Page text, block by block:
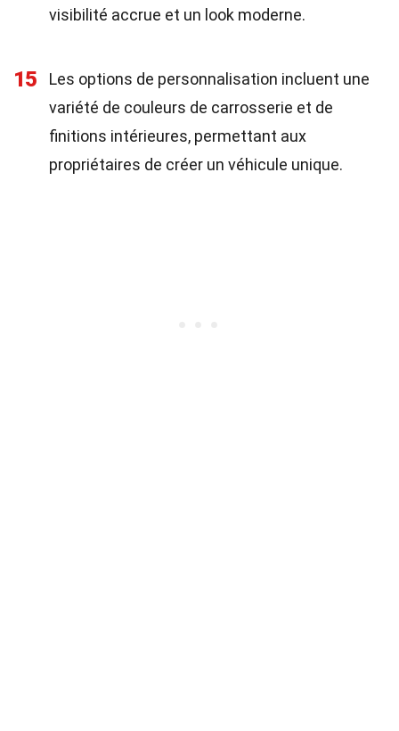
visibilité accrue et un look moderne.
15
Les options de personnalisation incluent une
variété de couleurs de carrosserie et de
finitions intérieures, permettant aux
propriétaires de créer un véhicule unique.